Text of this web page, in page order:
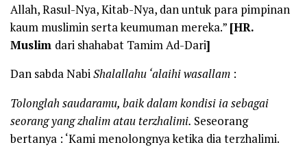
Allah, Rasul-Nya, Kitab-Nya, dan untuk para pimpinan
kaum muslimin serta keumuman mereka.” [HR.
Muslim dari shahabat Tamim Ad-Dari]
Dan sabda NabiShalallahu ‘alaihi wasallam :
Tolonglah saudaramu, baik dalam kondisi ia sebagai
seorang yang zhalim atau terzhalimi. Seseorang
bertanya : ‘Kami menolongnya ketika dia terzhalimi.